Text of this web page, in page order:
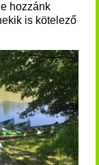
hozzánk
is kötelező